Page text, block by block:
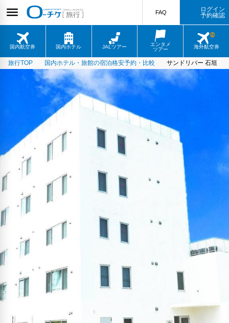
国内航空券 国内ホテル JALツアー
エンタメ
ツアー
海外航空券
FAQ
ログイン
予約確認
旅行TOP 国内ホテル・旅館の宿泊格安予約・比較 サンドリバー 石垣